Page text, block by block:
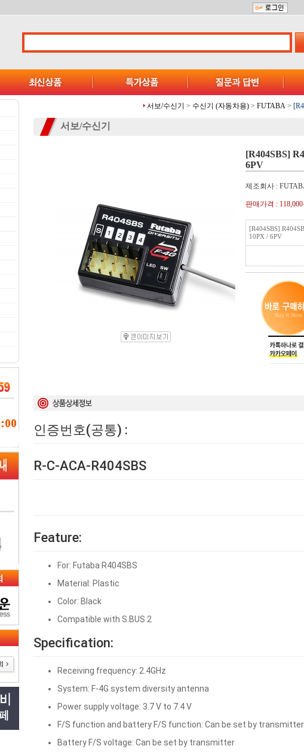
서보/수신기 > 수신기 (자동차용) > FUTABA >
서보/수신기
[R404SBS]
6PV
제조회사 :
판매가격 : 118,000
[R404SBS]
10PX / 6PV
인증번호(공통) :
R-C-ACA-R404SBS
Feature:
For: Futaba R404SBS
Material: Plastic
Color: Black
Compatible with S.BUS 2
Specification:
Receiving frequency: 2.4GHz
System: F-4G system diversity antenna
Power supply voltage: 3.7 V to 7.4 V
F/S function and battery F/S function: Can be set by
Battery F/S voltage: Can be set by transmitter